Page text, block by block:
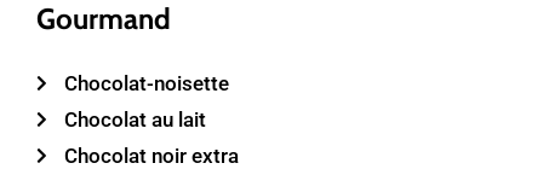
Gourmand
Chocolat-noisette
Chocolat au lait
Chocolat noir extra